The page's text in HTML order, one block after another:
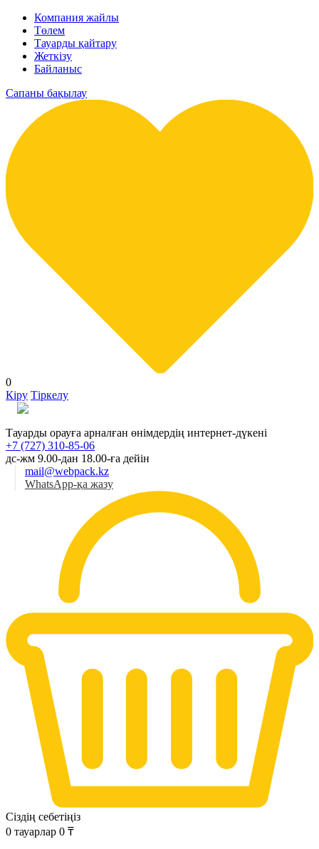
Компания жайлы
Төлем
Тауарды қайтару
Жеткізу
Байланыс
Сапаны бақылау
0
Кіру Тіркелу
Тауарды орауға арналған өнімдердің интернет-дүкені
+7 (727) 310-85-06
дс-жм 9.00-дан 18.00-ға дейін
mail@webpack.kz
WhatsApp-қа жазу
Сіздің себетіңіз
0 тауарлар 0 ₸